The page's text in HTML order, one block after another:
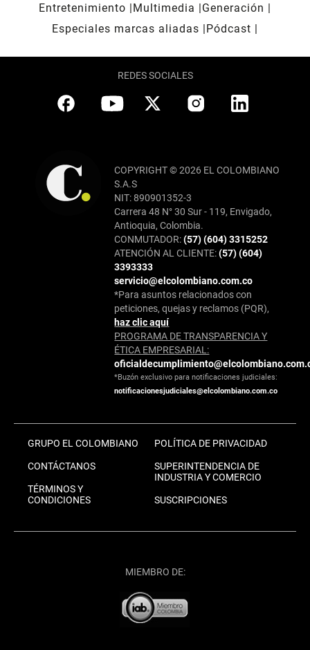
Entretenimiento
Multimedia
Generación
Especiales marcas aliadas
Pódcast
REDES SOCIALES
COPYRIGHT © 2026 EL COLOMBIANO
S.A.S
NIT: 890901352-3
Carrera 48 N° 30 Sur - 119, Envigado,
Antioquia, Colombia.
CONMUTADOR:(57) (604) 3315252
ATENCIÓN AL CLIENTE:(57) (604)
3393333
servicio@elcolombiano.com.co
*Para asuntos relacionados con
peticiones, quejas y reclamos (PQR),
haz clic aquí
PROGRAMA DE TRANSPARENCIA Y
ÉTICA EMPRESARIAL:
*Buzón exclusivo para notificaciones judiciales:
notificacionesjudiciales@elcolombiano.com.co
GRUPO EL COLOMBIANO
CONTÁCTANOS
TÉRMINOS Y
CONDICIONES
POLÍTICA DE PRIVACIDAD
SUPERINTENDENCIA DE
INDUSTRIA Y COMERCIO
SUSCRIPCIONES
MIEMBRO DE: